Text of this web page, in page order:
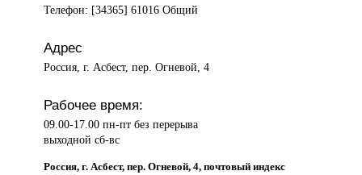
Телефон: [34365] 61016 Общий
Адрес
Россия, г. Асбест, пер. Огневой, 4
Рабочее время:
09.00-17.00 пн-пт без перерыва
выходной сб-вс
Россия, г. Асбест, пер. Огневой, 4, почтовый индекс